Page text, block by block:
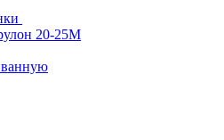
20-25М